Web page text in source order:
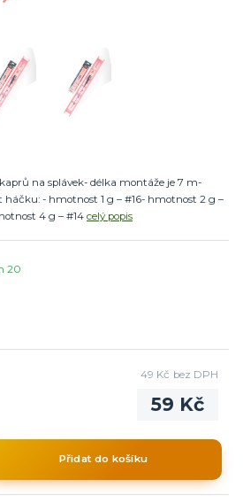
na splávek- délka montáže je 7 m-
háčku: - hmotnost 1 g – #16- hmotnost 2 g –
4 g – #14 celý popis
20
59 Kč
49 Kč bez DPH
Přidat do košíku